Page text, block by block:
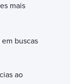
mais
buscas
ao